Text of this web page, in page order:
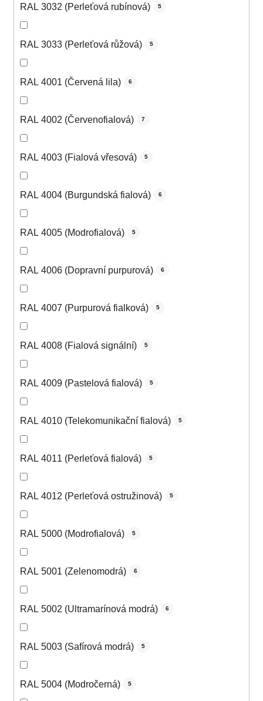
RAL 3032 (Perleťová rubínová) 5
RAL 3033 (Perleťová růžová) 5
RAL 4001 (Červená lila) 6
RAL 4002 (Červenofialová) 7
RAL 4003 (Fialová vřesová) 5
RAL 4004 (Burgundská fialová) 6
RAL 4005 (Modrofialová) 5
RAL 4006 (Dopravní purpurová) 6
RAL 4007 (Purpurová fialková) 5
RAL 4008 (Fialová signální) 5
RAL 4009 (Pastelová fialová) 5
RAL 4010 (Telekomunikační fialová) 5
RAL 4011 (Perleťová fialová) 5
RAL 4012 (Perleťová ostružinová) 5
RAL 5000 (Modrofialová) 5
RAL 5001 (Zelenomodrá) 6
RAL 5002 (Ultramarínová modrá) 6
RAL 5003 (Safírová modrá) 5
RAL 5004 (Modročerná) 5